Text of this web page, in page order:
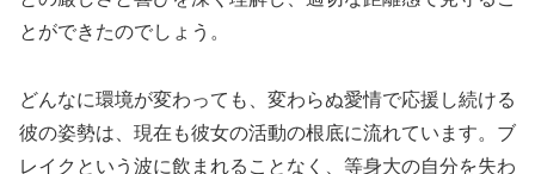
とができたのでしょう。
どんなに環境が変わっても、変わらぬ愛情で応援し続ける
彼の姿勢は、現在も彼女の活動の根底に流れています。ブ
レイクという波に飲まれることなく、等身大の自分を失わ